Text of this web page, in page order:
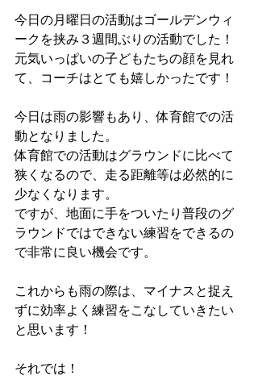
今日の月曜日の活動はゴールデンウィ
ークを挟み３週間ぶりの活動でした！
元気いっぱいの子どもたちの顔を見れ
て、コーチはとても嬉しかったです！
今日は雨の影響もあり、体育館での活
動となりました。
体育館での活動はグラウンドに比べて
狭くなるので、走る距離等は必然的に
少なくなります。
ですが、地面に手をついたり普段のグ
ラウンドではできない練習をできるの
で非常に良い機会です。
これからも雨の際は、マイナスと捉え
ずに効率よく練習をこなしていきたい
と思います！
それでは！